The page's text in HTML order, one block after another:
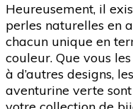
Heureusement, il
perles naturelles en
chacun unique en
couleur. Que vous
à d’autres designs,
aventurine verte